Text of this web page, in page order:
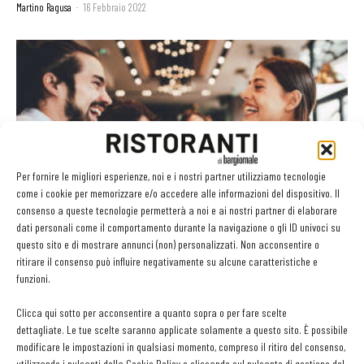
Per fornire le migliori esperienze, noi e i nostri partner utilizziamo tecnologie
come i cookie per memorizzare e/o accedere alle informazioni del dispositivo. Il
consenso a queste tecnologie permetterà a noi e ai nostri partner di elaborare
dati personali come il comportamento durante la navigazione o gli ID univoci su
questo sito e di mostrare annunci (non) personalizzati. Non acconsentire o
ritirare il consenso può influire negativamente su alcune caratteristiche e
funzioni.
Clicca qui sotto per acconsentire a quanto sopra o per fare scelte
dettagliate. Le tue scelte saranno applicate solamente a questo sito. È possibile
modificare le impostazioni in qualsiasi momento, compreso il ritiro del consenso,
Martino Ragusa - 16 Febbraio 2022
Fonte Lonera Staro è la nuova bottiglia
anni ’70 riservata al...
Martino Ragusa - 3 Febbraio 2022